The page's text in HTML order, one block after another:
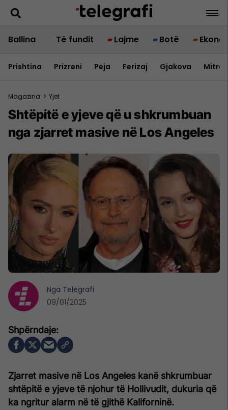
Ballina Të fundit Lajme Botë
Prishtina Prizreni Peja Ferizaj Gjakova
Magazina > Yjet
Shtëpitë e yjeve që u shkrumbuan
nga zjarret masive në Los Angeles
Zjarret masive në Los Angeles kanë shkrumbuar
shtëpitë e yjeve të njohur të Hollivudit, dukuria që
ka ngritur alarm në të gjithë Kaliforninë.
Nga Telegrafi
09/01/2025